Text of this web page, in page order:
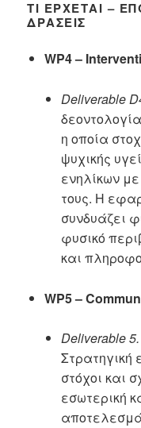
ΤΙ ΈΡΧΕΤΑΙ –
ΔΡΆΣΕΙΣ
WP4 –
Deliverable
η οποία
ψυχικής
ενηλίκων
τους. Η
συνδυάζει
φυσικό
και
WP5 –
Deliverable
Στρατηγική
στόχοι και
εσωτερική